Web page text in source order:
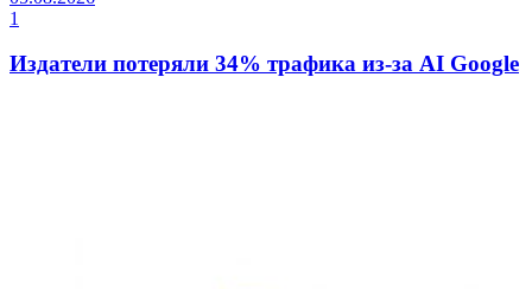
1
Издатели потеряли 34% трафика из-за AI Google